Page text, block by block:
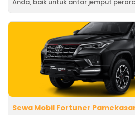
Anda, baik untuk antar jemput
Sewa Mobil Fortuner